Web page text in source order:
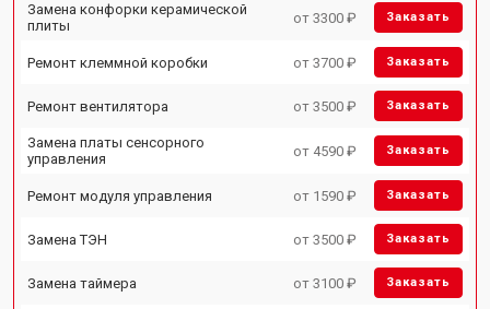
Замена конфорки керамической
плиты
от 3300 ₽ Заказать
Ремонт клеммной коробки от 3700 ₽ Заказать
Ремонт вентилятора от 3500 ₽ Заказать
Замена платы сенсорного
управления
от 4590 ₽ Заказать
Ремонт модуля управления от 1590 ₽ Заказать
Замена ТЭН от 3500 ₽ Заказать
Замена таймера от 3100 ₽ Заказать